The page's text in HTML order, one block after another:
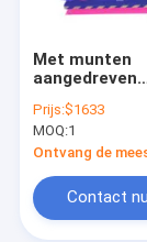
Met munten
aangedreven
Dynamische
en vrolijke
voor kinderen
Prijs:$1633
MOQ:1
Contact nu